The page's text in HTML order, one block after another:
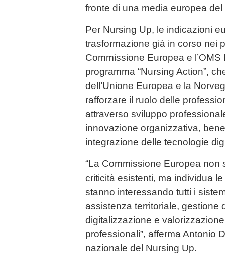
fronte di una media europea del
Per Nursing Up, le indicazioni
trasformazione già in corso nei
Commissione Europea e
programma “Nursing Action”,
dell’Unione Europea e la
rafforzare il ruolo delle
attraverso sviluppo
innovazione organizzativa,
integrazione delle tecnologie
“La Commissione Europea non
criticità esistenti, ma individua
stanno interessando tutti i
assistenza territoriale, gestione
digitalizzazione e
professionali”, afferma Antonio
nazionale del Nursing Up.